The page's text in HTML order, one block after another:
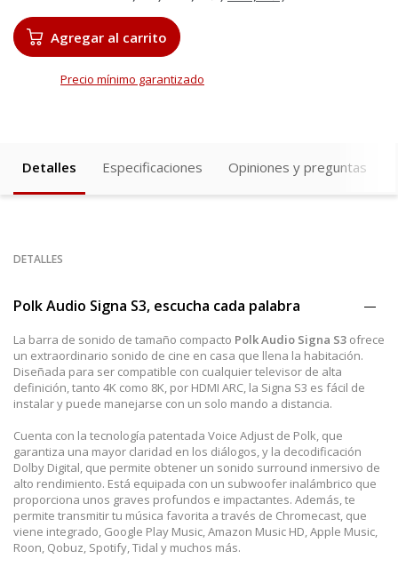
Agregar al carrito
Precio mínimo garantizado
Detalles Especificaciones Opiniones y preguntas
DETALLES
Polk Audio Signa S3, escucha cada palabra
La barra de sonido de tamaño compacto Polk Audio Signa S3 ofrece
un extraordinario sonido de cine en casa que llena la habitación.
Diseñada para ser compatible con cualquier televisor de alta
definición, tanto 4K como 8K, por HDMI ARC, la Signa S3 es fácil de
instalar y puede manejarse con un solo mando a distancia.
Cuenta con la tecnología patentada Voice Adjust de Polk, que
garantiza una mayor claridad en los diálogos, y la decodificación
Dolby Digital, que permite obtener un sonido surround inmersivo de
alto rendimiento. Está equipada con un subwoofer inalámbrico que
proporciona unos graves profundos e impactantes. Además, te
permite transmitir tu música favorita a través de Chromecast, que
viene integrado, Google Play Music, Amazon Music HD, Apple Music,
Roon, Qobuz, Spotify, Tidal y muchos más.